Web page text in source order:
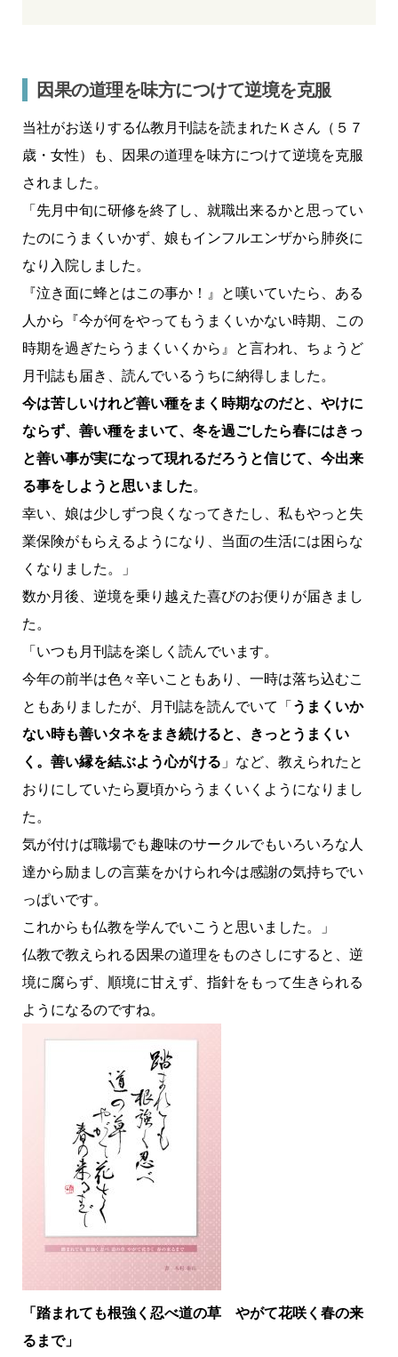
因果の道理を味方につけて逆境を克服
当社がお送りする仏教月刊誌を読まれたＫさん（５７
歳・女性）も、因果の道理を味方につけて逆境を克服
されました。
「先月中旬に研修を終了し、就職出来るかと思ってい
たのにうまくいかず、娘もインフルエンザから肺炎に
なり入院しました。
『泣き面に蜂とはこの事か！』と嘆いていたら、ある
人から『今が何をやってもうまくいかない時期、この
時期を過ぎたらうまくいくから』と言われ、ちょうど
月刊誌も届き、読んでいるうちに納得しました。
今は苦しいけれど善い種をまく時期なのだと、やけに
ならず、善い種をまいて、冬を過ごしたら春にはきっ
と善い事が実になって現れるだろうと信じて、今出来
る事をしようと思いました。
幸い、娘は少しずつ良くなってきたし、私もやっと失
業保険がもらえるようになり、当面の生活には困らな
くなりました。」
数か月後、逆境を乗り越えた喜びのお便りが届きまし
た。
「いつも月刊誌を楽しく読んでいます。
今年の前半は色々辛いこともあり、一時は落ち込むこ
ともありましたが、月刊誌を読んでいて「 うまくいか
ない時も善いタネをまき続けると、きっとうまくい
く。善い縁を結ぶよう心がける 」など、教えられたと
おりにしていたら夏頃からうまくいくようになりまし
た。
気が付けば職場でも趣味のサークルでもいろいろな人
達から励ましの言葉をかけられ今は感謝の気持ちでい
っぱいです。
これからも仏教を学んでいこうと思いました。」
仏教で教えられる因果の道理をものさしにすると、逆
境に腐らず、順境に甘えず、指針をもって生きられる
ようになるのですね。
「踏まれても根強く忍べ道の草 やがて花咲く春の来
るまで」